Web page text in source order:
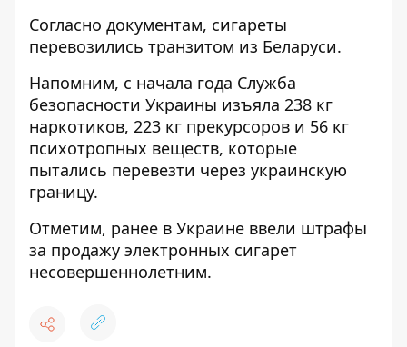
Согласно документам, сигареты
перевозились транзитом из Беларуси.
Напомним, с начала года Служба
безопасности Украины изъяла 238 кг
наркотиков, 223 кг прекурсоров и 56 кг
психотропных веществ, которые
пытались перевезти через украинскую
границу.
Отметим, ранее в Украине ввели штрафы
за продажу электронных сигарет
несовершеннолетним.